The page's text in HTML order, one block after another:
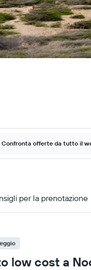
Confronta offerte da tutto il
per la prenotazione
low cost a